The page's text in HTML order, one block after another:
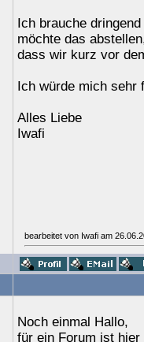
Ich brauche
möchte das
dass wir kurz vor
Ich würde mich sehr
Alles Liebe
Iwafi
bearbeitet von Iwafi am
Noch einmal Hallo,
für ein Forum ist